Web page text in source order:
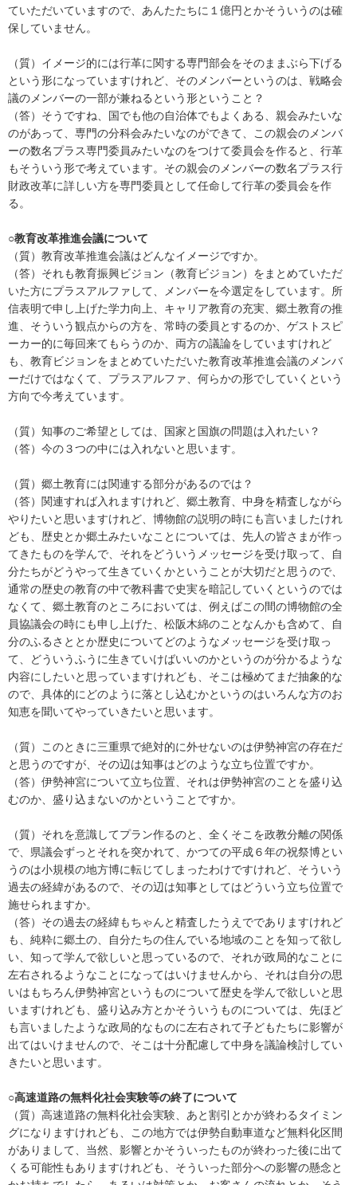
ていただいていますので、あんたたちに１億円とかそういうのは確
保していません。
（質）イメージ的には行革に関する専門部会をそのままぶら下げる
という形になっていますけれど、そのメンバーというのは、戦略会
議のメンバーの一部が兼ねるという形ということ？
（答）そうですね、国でも他の自治体でもよくある、親会みたいな
のがあって、専門の分科会みたいなのができて、この親会のメンバ
ーの数名プラス専門委員みたいなのをつけて委員会を作ると、行革
もそういう形で考えています。その親会のメンバーの数名プラス行
財政改革に詳しい方を専門委員として任命して行革の委員会を作
る。
○教育改革推進会議について
（質）教育改革推進会議はどんなイメージですか。
（答）それも教育振興ビジョン（教育ビジョン）をまとめていただ
いた方にプラスアルファして、メンバーを今選定をしています。所
信表明で申し上げた学力向上、キャリア教育の充実、郷土教育の推
進、そういう観点からの方を、常時の委員とするのか、ゲストスピ
ーカー的に毎回来てもらうのか、両方の議論をしていますけれど
も、教育ビジョンをまとめていただいた教育改革推進会議のメンバ
ーだけではなくて、プラスアルファ、何らかの形でしていくという
方向で今考えています。
（質）知事のご希望としては、国家と国旗の問題は入れたい？
（答）今の３つの中には入れないと思います。
（質）郷土教育には関連する部分があるのでは？
（答）関連すれば入れますけれど、郷土教育、中身を精査しながら
やりたいと思いますけれど、博物館の説明の時にも言いましたけれ
ども、歴史とか郷土みたいなことについては、先人の皆さまが作っ
てきたものを学んで、それをどういうメッセージを受け取って、自
分たちがどうやって生きていくかということが大切だと思うので、
通常の歴史の教育の中で教科書で史実を暗記していくというのでは
なくて、郷土教育のところにおいては、例えばこの間の博物館の全
員協議会の時にも申し上げた、松阪木綿のことなんかも含めて、自
分のふるさととか歴史についてどのようなメッセージを受け取っ
て、どういうふうに生きていけばいいのかというのが分かるような
内容にしたいと思っていますけれども、そこは極めてまだ抽象的な
ので、具体的にどのように落とし込むかというのはいろんな方のお
知恵を聞いてやっていきたいと思います。
（質）このときに三重県で絶対的に外せないのは伊勢神宮の存在だ
と思うのですが、その辺は知事はどのような立ち位置ですか。
（答）伊勢神宮について立ち位置、それは伊勢神宮のことを盛り込
むのか、盛り込まないのかということですか。
（質）それを意識してプラン作るのと、全くそこを政教分離の関係
で、県議会ずっとそれを突かれて、かつての平成６年の祝祭博とい
うのは小規模の地方博に転じてしまったわけですけれど、そういう
過去の経緯があるので、その辺は知事としてはどういう立ち位置で
施せられますか。
（答）その過去の経緯もちゃんと精査したうえででありますけれど
も、純粋に郷土の、自分たちの住んでいる地域のことを知って欲し
い、知って学んで欲しいと思っているので、それが政局的なことに
左右されるようなことになってはいけませんから、それは自分の思
いはもちろん伊勢神宮というものについて歴史を学んで欲しいと思
いますけれども、盛り込み方とかそういうものについては、先ほど
も言いましたような政局的なものに左右されて子どもたちに影響が
出てはいけませんので、そこは十分配慮して中身を議論検討してい
きたいと思います。
○高速道路の無料化社会実験等の終了について
（質）高速道路の無料化社会実験、あと割引とかが終わるタイミン
グになりますけれども、この地方では伊勢自動車道など無料化区間
がありまして、当然、影響とかそういったものが終わった後に出て
くる可能性もありますけれども、そういった部分への影響の懸念と